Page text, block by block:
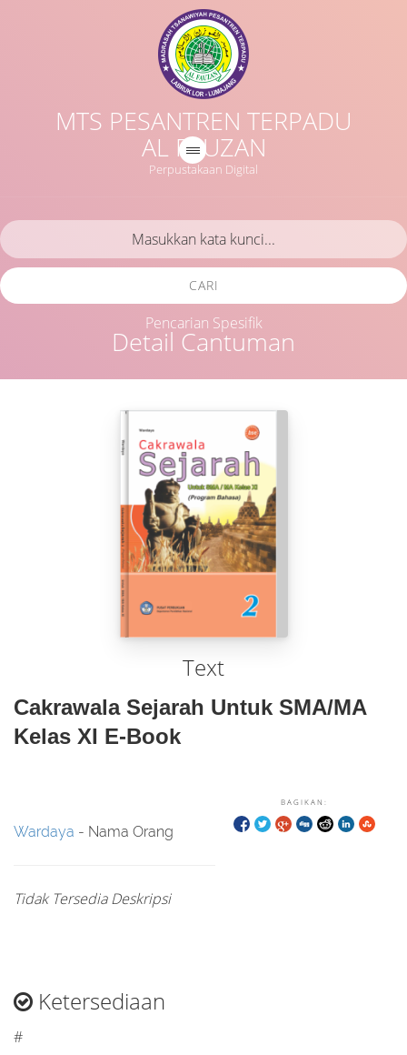
MTS PESANTREN TERPADU
AL FAUZAN
Perpustakaan Digital
Detail Cantuman
CARI
Pencarian Spesifik
Text
Cakrawala Sejarah Untuk SMA/MA
Kelas XI E-Book
BAGIKAN:
Wardaya - Nama Orang
Tidak Tersedia Deskripsi
Ketersediaan
#